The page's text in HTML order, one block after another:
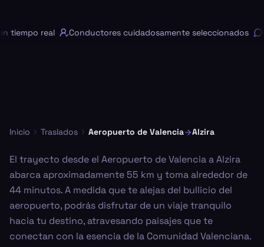
tiempo real Conductores cuidadosamente seleccionados
Inicio Traslados Aeropuerto de Valencia Alzira
El trayecto desde el Aeropuerto de Valencia a Alzira
abarca aproximadamente 55 km y toma alrededor de
44 minutos. A medida que te alejas del bullicio del
aeropuerto, podrás disfrutar de un viaje tranquilo
hacia tu destino, atravesando paisajes que te
conectan con la esencia de la Comunidad Valenciana.